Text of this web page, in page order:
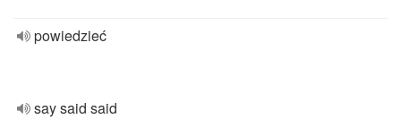
powiedzieć
say said said